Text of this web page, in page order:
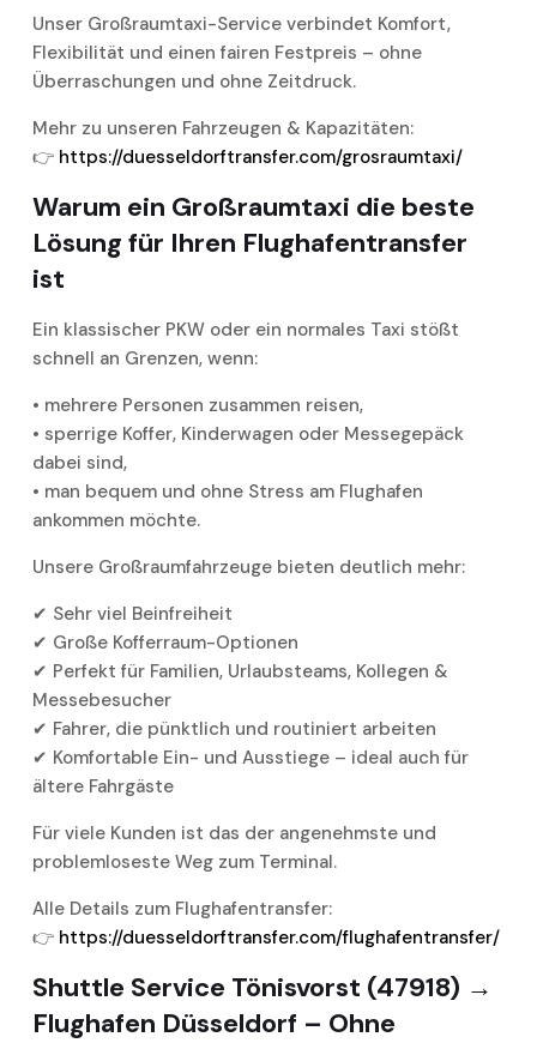
Unser Großraumtaxi-Service verbindet Komfort,
Flexibilität und einen fairen Festpreis – ohne
Überraschungen und ohne Zeitdruck.
Mehr zu unseren Fahrzeugen & Kapazitäten:
👉 https://duesseldorftransfer.com/grosraumtaxi/
Warum ein Großraumtaxi die beste
Lösung für Ihren Flughafentransfer
ist
Ein klassischer PKW oder ein normales Taxi stößt
schnell an Grenzen, wenn:
• mehrere Personen zusammen reisen,
• sperrige Koffer, Kinderwagen oder Messegepäck
dabei sind,
• man bequem und ohne Stress am Flughafen
ankommen möchte.
Unsere Großraumfahrzeuge bieten deutlich mehr:
✔ Sehr viel Beinfreiheit
✔ Große Kofferraum-Optionen
✔ Perfekt für Familien, Urlaubsteams, Kollegen &
Messebesucher
✔ Fahrer, die pünktlich und routiniert arbeiten
✔ Komfortable Ein- und Ausstiege – ideal auch für
ältere Fahrgäste
Für viele Kunden ist das der angenehmste und
problemloseste Weg zum Terminal.
Alle Details zum Flughafentransfer:
👉 https://duesseldorftransfer.com/flughafentransfer/
Shuttle Service Tönisvorst (47918) →
Flughafen Düsseldorf – Ohne